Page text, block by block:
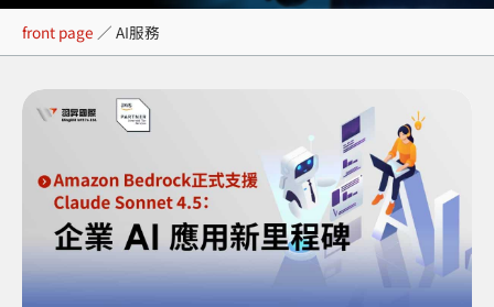
AI服務
front page ／ AI服務